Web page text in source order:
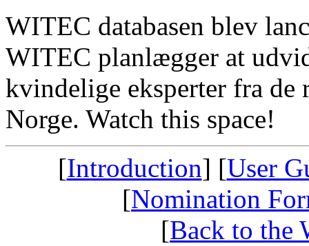
WITEC databasen blev
WITEC planlægger at
kvindelige eksperter fra de
Norge. Watch this space!
[Introduction] [User
[Nomination
[Back to the